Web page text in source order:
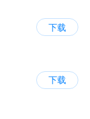
下载
下载